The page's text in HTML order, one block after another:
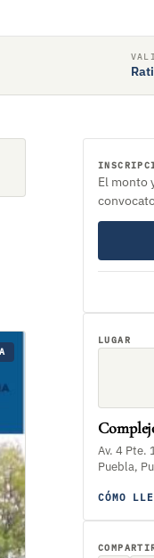
El monto
LUGAR
Av. 4 Pte.
Puebla,
CÓMO